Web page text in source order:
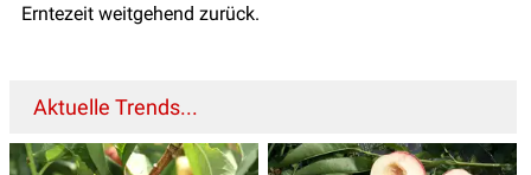
Erntezeit weitgehend zurück.
Aktuelle Trends...